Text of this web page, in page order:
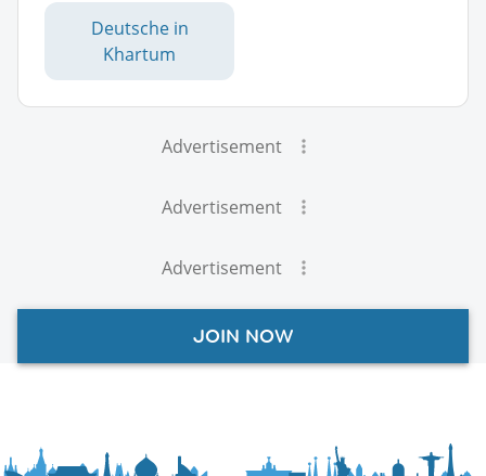
Deutsche in
Khartum
Advertisement
Advertisement
Advertisement
JOIN NOW